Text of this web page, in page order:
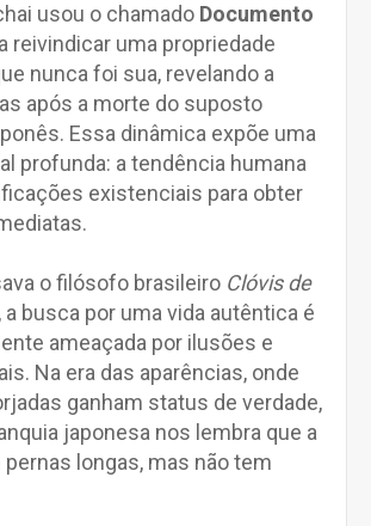
usou o chamado Documento
reivindicar uma propriedade
nunca foi sua, revelando a
após a morte do suposto
Essa dinâmica expõe uma
profunda: a tendência humana
existenciais para obter
o filósofo brasileiro Clóvis de
a busca por uma vida autêntica é
ameaçada por ilusões e
Na era das aparências, onde
ganham status de verdade,
japonesa nos lembra que a
longas, mas não tem